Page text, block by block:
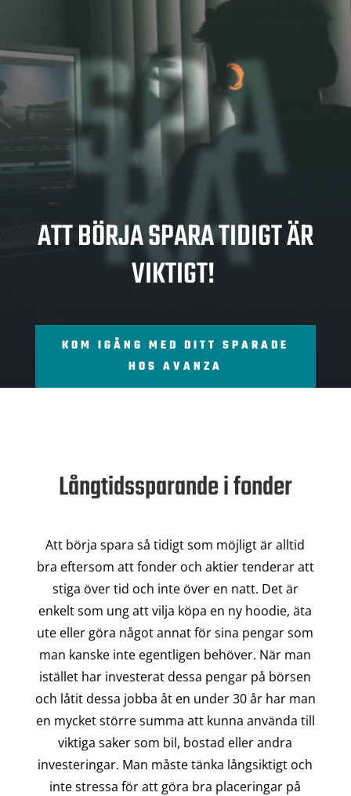
SPA
RA
ATT BÖRJA SPARA TIDIGT ÄR
VIKTIGT!
KOM IGÅNG MED DITT SPARADE
HOS AVANZA
Långtidssparande i fonder
Att börja spara så tidigt som möjligt är alltid
bra eftersom att fonder och aktier tenderar att
stiga över tid och inte över en natt. Det är
enkelt som ung att vilja köpa en ny hoodie, äta
ute eller göra något annat för sina pengar som
man kanske inte egentligen behöver. När man
istället har investerat dessa pengar på börsen
och låtit dessa jobba åt en under 30 år har man
en mycket större summa att kunna använda till
viktiga saker som bil, bostad eller andra
investeringar. Man måste tänka långsiktigt och
inte stressa för att göra bra placeringar på